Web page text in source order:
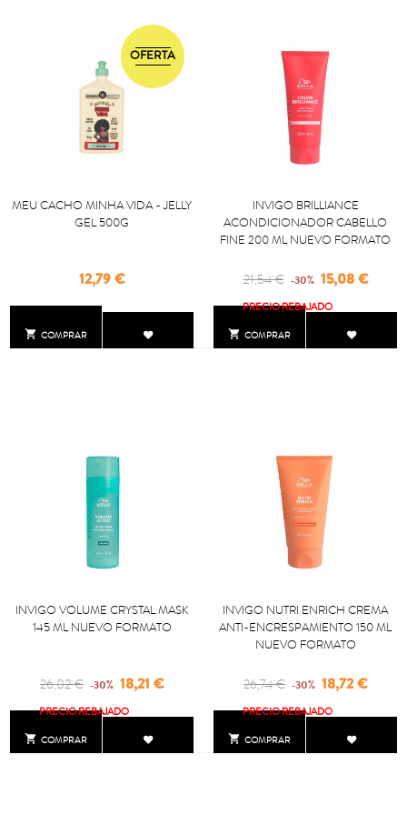
OFERTA
 COMPRAR
MEU CACHO MINHA VIDA - JELLY
GEL 500G
Precio
12,79 €
PRECIO REBAJADO
 COMPRAR
INVIGO BRILLIANCE
ACONDICIONADOR CABELLO
FINE 200 ML NUEVO FORMATO
Regular
price
21,54 € -30% Precio
15,08 €
PRECIO REBAJADO
 COMPRAR
INVIGO VOLUME CRYSTAL MASK
145 ML NUEVO FORMATO
Regular
price
26,02 € -30% Precio
18,21 €
PRECIO REBAJADO
 COMPRAR
INVIGO NUTRI ENRICH CREMA
ANTI-ENCRESPAMIENTO 150 ML
NUEVO FORMATO
Regular
price
26,74 € -30% Precio
18,72 €